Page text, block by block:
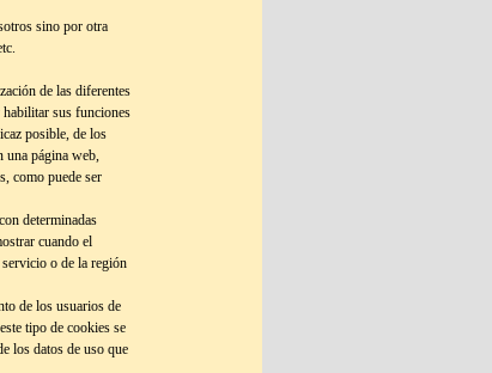
sino por otra
de las diferentes
sus funciones
posible, de los
una página web,
como puede ser
determinadas
cuando el
o de la región
de los usuarios de
tipo de cookies se
los datos de uso que